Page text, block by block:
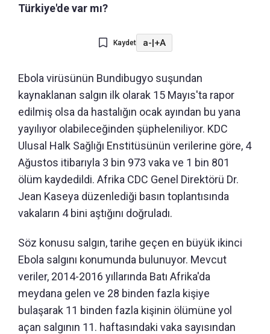
Türkiye'de var mı?
Kaydet a-|+A
Ebola virüsünün Bundibugyo suşundan
kaynaklanan salgın ilk olarak 15 Mayıs'ta rapor
edilmiş olsa da hastalığın ocak ayından bu yana
yayılıyor olabileceğinden şüpheleniliyor. KDC
Ulusal Halk Sağlığı Enstitüsünün verilerine göre, 4
Ağustos itibarıyla 3 bin 973 vaka ve 1 bin 801
ölüm kaydedildi. Afrika CDC Genel Direktörü Dr.
Jean Kaseya düzenlediği basın toplantısında
vakaların 4 bini aştığını doğruladı.
Söz konusu salgın, tarihe geçen en büyük ikinci
Ebola salgını konumunda bulunuyor. Mevcut
veriler, 2014-2016 yıllarında Batı Afrika'da
meydana gelen ve 28 binden fazla kişiye
bulaşarak 11 binden fazla kişinin ölümüne yol
açan salgının 11. haftasındaki vaka sayısından